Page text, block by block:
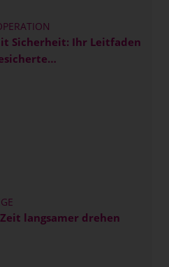
Sicherheit: Ihr Leitfaden
langsamer drehen